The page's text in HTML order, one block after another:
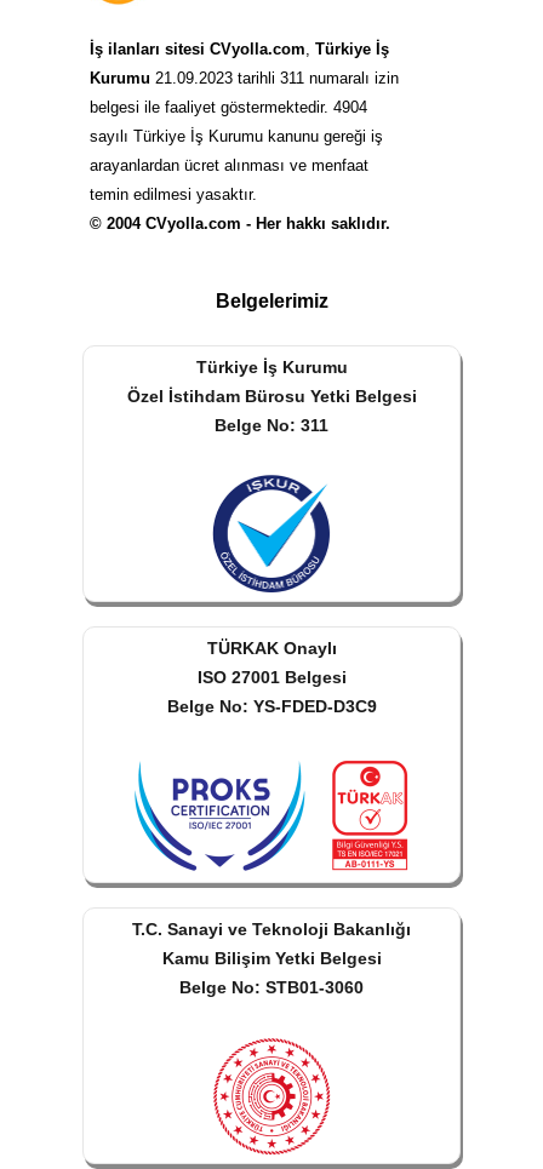
İş ilanları sitesi CVyolla.com, Türkiye İş
Kurumu 21.09.2023 tarihli 311 numaralı izin
belgesi ile faaliyet göstermektedir. 4904
sayılı Türkiye İş Kurumu kanunu gereği iş
arayanlardan ücret alınması ve menfaat
temin edilmesi yasaktır.
© 2004 CVyolla.com - Her hakkı saklıdır.
Belgelerimiz
Türkiye İş Kurumu
Özel İstihdam Bürosu Yetki Belgesi
Belge No: 311
TÜRKAK Onaylı
ISO 27001 Belgesi
Belge No: YS-FDED-D3C9
T.C. Sanayi ve Teknoloji Bakanlığı
Kamu Bilişim Yetki Belgesi
Belge No: STB01-3060